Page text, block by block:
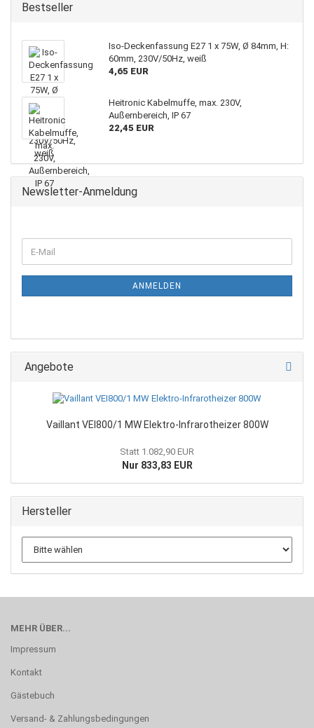
Bestseller
Iso-Deckenfassung E27 1 x 75W, Ø 84mm, H:
60mm, 230V/50Hz, weiß
4,65 EUR
Heitronic Kabelmuffe, max. 230V,
Außernbereich, IP 67
22,45 EUR
Newsletter-Anmeldung
ANMELDEN
Angebote
Vaillant VEI800/1 MW Elektro-Infrarotheizer 800W
Statt 1.082,90 EUR
Nur 833,83 EUR
Hersteller
MEHR ÜBER...
Impressum
Kontakt
Gästebuch
Versand- & Zahlungsbedingungen